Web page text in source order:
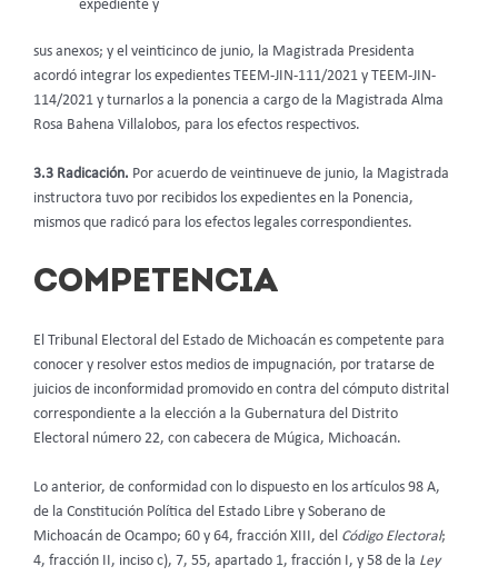
expediente y
sus anexos; y el veinticinco de junio, la Magistrada Presidenta
acordó integrar los expedientes TEEM-JIN-111/2021 y TEEM-JIN-
114/2021 y turnarlos a la ponencia a cargo de la Magistrada Alma
Rosa Bahena Villalobos, para los efectos respectivos.
3.3 Radicación. Por acuerdo de veintinueve de junio, la Magistrada
instructora tuvo por recibidos los expedientes en la Ponencia,
mismos que radicó para los efectos legales correspondientes.
COMPETENCIA
El Tribunal Electoral del Estado de Michoacán es competente para
conocer y resolver estos medios de impugnación, por tratarse de
juicios de inconformidad promovido en contra del cómputo distrital
correspondiente a la elección a la Gubernatura del Distrito
Electoral número 22, con cabecera de Múgica, Michoacán.
Lo anterior, de conformidad con lo dispuesto en los artículos 98 A,
de la Constitución Política del Estado Libre y Soberano de
Michoacán de Ocampo; 60 y 64, fracción XIII, del Código Electoral;
4, fracción II, inciso c), 7, 55, apartado 1, fracción I, y 58 de la Ley